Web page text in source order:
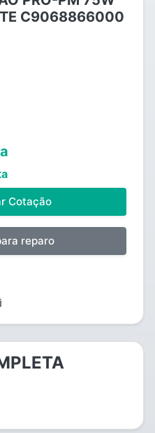
C9068866000
Cotação
reparo